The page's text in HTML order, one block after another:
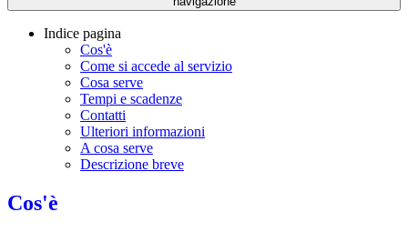
Indice pagina
Cos'è
Come si accede al servizio
Cosa serve
Tempi e scadenze
Contatti
Ulteriori informazioni
A cosa serve
Descrizione breve
Cos'è